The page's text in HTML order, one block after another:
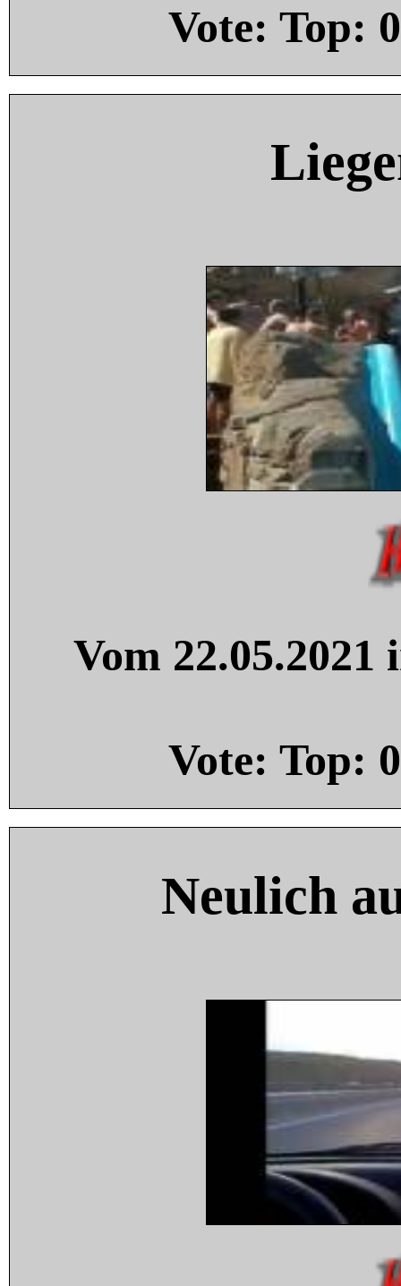
Vote: Top: 0
Vom
Vote: Top: 0
Neulich